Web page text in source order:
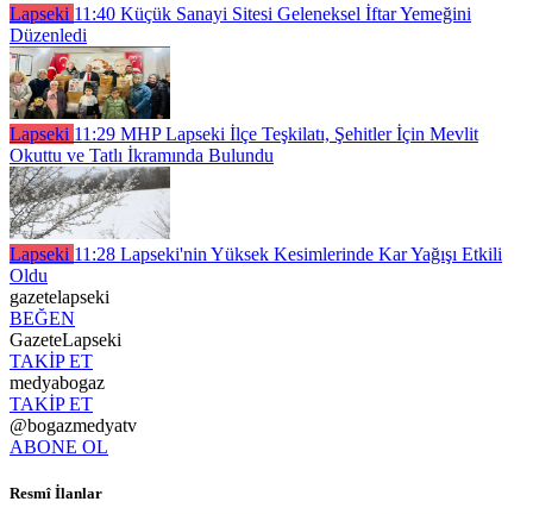
Lapseki 11:40 Küçük Sanayi Sitesi Geleneksel İftar Yemeğini
Düzenledi
Lapseki 11:29 MHP Lapseki İlçe Teşkilatı, Şehitler İçin Mevlit
Okuttu ve Tatlı İkramında Bulundu
Lapseki 11:28 Lapseki'nin Yüksek Kesimlerinde Kar Yağışı Etkili
Oldu
gazetelapseki
BEĞEN
GazeteLapseki
TAKİP ET
medyabogaz
TAKİP ET
@bogazmedyatv
ABONE OL
Resmî İlanlar